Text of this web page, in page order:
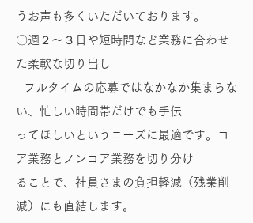
うお声も多くいただいております。
〇週２～３日や短時間など業務に合わせ
た柔軟な切り出し
フルタイムの応募ではなかなか集まらな
い、忙しい時間帯だけでも手伝
ってほしいというニーズに最適です。コ
ア業務とノンコア業務を切り分け
ることで、社員さまの負担軽減（残業削
減）にも直結します。